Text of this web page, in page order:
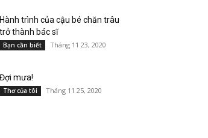
Hành trình của cậu bé chăn trâu
trở thành bác sĩ
Bạn cần biết Tháng 11 23, 2020
Đợi mưa!
Thơ của tôi Tháng 11 25, 2020